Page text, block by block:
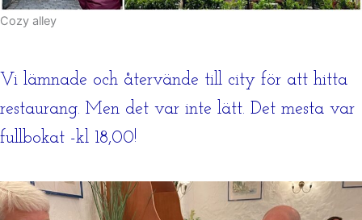
Cozy alley
Vi lämnade och återvände till city för att hitta
restaurang. Men det var inte lätt. Det mesta var
fullbokat -kl 18,00!